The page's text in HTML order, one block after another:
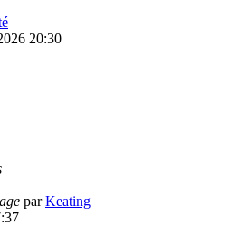
20:30
parKeating